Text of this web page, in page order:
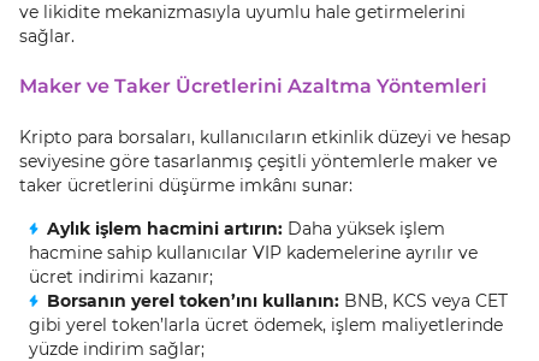
ve likidite mekanizmasıyla uyumlu hale getirmelerini
sağlar.
Maker ve Taker Ücretlerini Azaltma Yöntemleri
Kripto para borsaları, kullanıcıların etkinlik düzeyi ve hesap
seviyesine göre tasarlanmış çeşitli yöntemlerle maker ve
taker ücretlerini düşürme imkânı sunar:
Aylık işlem hacmini artırın: Daha yüksek işlem
hacmine sahip kullanıcılar VIP kademelerine ayrılır ve
ücret indirimi kazanır;
Borsanın yerel token’ını kullanın: BNB, KCS veya CET
gibi yerel token’larla ücret ödemek, işlem maliyetlerinde
yüzde indirim sağlar;